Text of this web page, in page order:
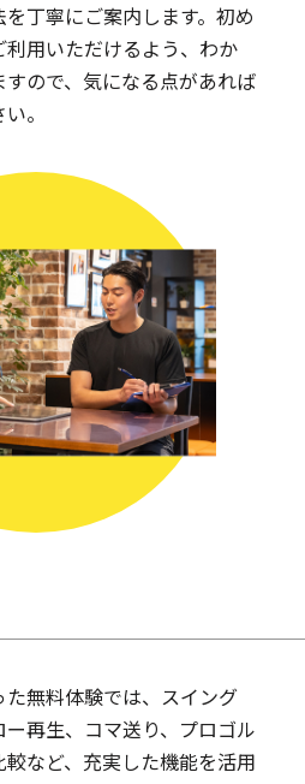
丁寧にご案内します。初め
用いただけるよう、わか
ので、気になる点があれば
。
無料体験では、スイング
再生、コマ送り、プロゴル
など、充実した機能を活用